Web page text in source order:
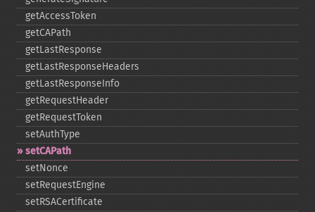
getAccessToken
getCAPath
getLastResponse
getLastResponseHeaders
getLastResponseInfo
getRequestHeader
getRequestToken
setAuthType
setCAPath
setNonce
setRequestEngine
setRSACertificate